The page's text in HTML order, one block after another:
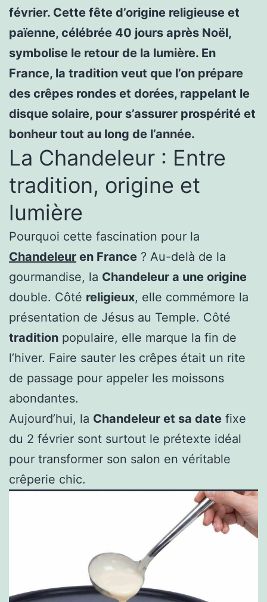
février. Cette fête d’origine religieuse et
païenne, célébrée 40 jours après Noël,
symbolise le retour de la lumière. En
France, la tradition veut que l’on prépare
des crêpes rondes et dorées, rappelant le
disque solaire, pour s’assurer prospérité et
bonheur tout au long de l’année.
La Chandeleur : Entre
tradition, origine et
lumière
Pourquoi cette fascination pour la
Chandeleur en France ? Au-delà de la
gourmandise, la Chandeleur a une origine
double. Côté religieux, elle commémore la
présentation de Jésus au Temple. Côté
tradition populaire, elle marque la fin de
l’hiver. Faire sauter les crêpes était un rite
de passage pour appeler les moissons
abondantes.
Aujourd’hui, la Chandeleur et sa date fixe
du 2 février sont surtout le prétexte idéal
pour transformer son salon en véritable
crêperie chic.